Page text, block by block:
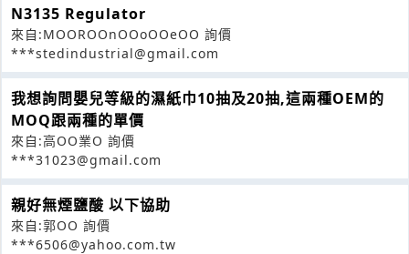
N3135 Regulator
來自:MOOROOnOOoOOeOO 詢價
***stedindustrial@gmail.com
我想詢問嬰兒等級的濕紙巾10抽及20抽,這兩種OEM的
MOQ跟兩種的單價
來自:高OO業O 詢價
***31023@gmail.com
親好無煙鹽酸 以下協助
來自:郭OO 詢價
***6506@yahoo.com.tw